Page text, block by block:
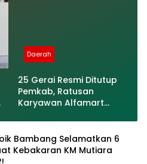
Daerah
25 Gerai Resmi Ditutup
Pemkab, Ratusan
Karyawan Alfamart
Cemas Kena PHK
Bambang Selamatkan 6
Kebakaran KM Mutiara